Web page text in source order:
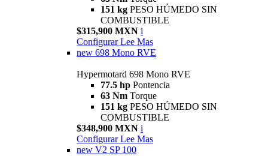
151 kg PESO HÚMEDO SIN
COMBUSTIBLE
$315,900 MXN i
Configurar Lee Mas
new 698 Mono RVE
Hypermotard 698 Mono RVE
77.5 hp Pontencia
63 Nm Torque
151 kg PESO HÚMEDO SIN
COMBUSTIBLE
$348,900 MXN i
Configurar Lee Mas
new V2 SP 100